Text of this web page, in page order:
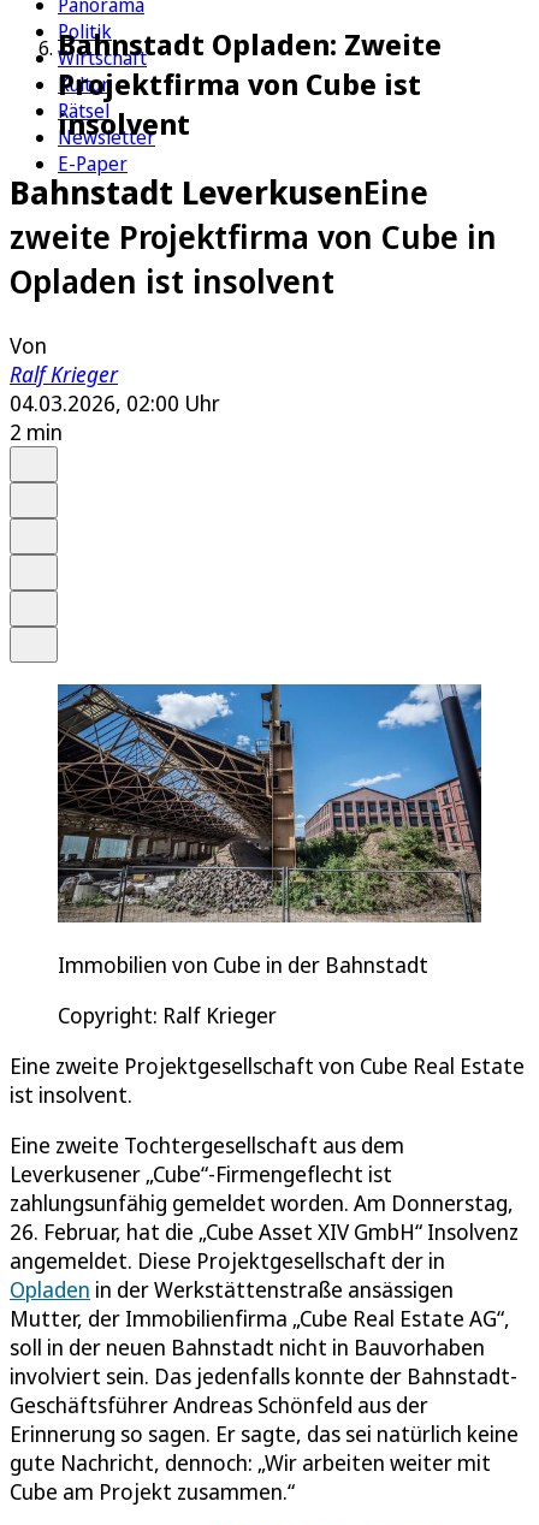
Politik
Wirtschaft
Kultur
Rätsel
Newsletter
E-Paper
Bahnstadt Opladen: Zweite
Projektfirma von Cube ist
insolvent
Bahnstadt LeverkusenEine
zweite Projektfirma von Cube in
Opladen ist insolvent
Von
Ralf Krieger
04.03.2026, 02:00 Uhr
2 min
Immobilien von Cube in der Bahnstadt
Copyright: Ralf Krieger
Eine zweite Projektgesellschaft von Cube Real Estate
ist insolvent.
Eine zweite Tochtergesellschaft aus dem
Leverkusener „Cube“-Firmengeflecht ist
zahlungsunfähig gemeldet worden. Am Donnerstag,
26. Februar, hat die „Cube Asset XIV GmbH“ Insolvenz
angemeldet. Diese Projektgesellschaft der in
Opladen in der Werkstättenstraße ansässigen
Mutter, der Immobilienfirma „Cube Real Estate AG“,
soll in der neuen Bahnstadt nicht in Bauvorhaben
involviert sein. Das jedenfalls konnte der Bahnstadt-
Geschäftsführer Andreas Schönfeld aus der
Erinnerung so sagen. Er sagte, das sei natürlich keine
gute Nachricht, dennoch: „Wir arbeiten weiter mit
Cube am Projekt zusammen.“